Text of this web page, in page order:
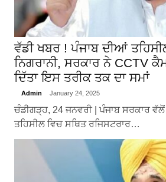
ਵੱਡੀ ਖਬਰ ! ਪੰਜਾਬ ਦੀਆਂ
ਨਿਗਰਾਨੀ, ਸਰਕਾਰ ਨੇ CCTV
ਦਿੱਤਾ ਇਸ ਤਰੀਕ ਤਕ ਦਾ ਸਮਾਂ
Admin January 24, 2025
ਚੰਡੀਗੜ੍ਹ, 24 ਜਨਵਰੀ | ਪੰਜਾਬ ਸਰਕਾਰ
ਤਹਿਸੀਲ ਵਿਚ ਸਥਿਤ ਰਜਿਸਟਰਾਰ…